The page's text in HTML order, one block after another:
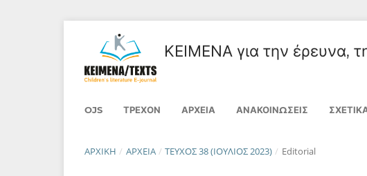
ΚΕΙΜΕΝΑ για την έρευνα,
OJS ΤΡΈΧΟΝ ΑΡΧΕΊΑ ΑΝΑΚΟΙΝΏΣΕΙΣ
ΑΡΧΙΚΉ / ΑΡΧΕΊΑ / ΤΕΎΧΟΣ 38 (ΙΟΎΛΙΟΣ 2023) / Editorial